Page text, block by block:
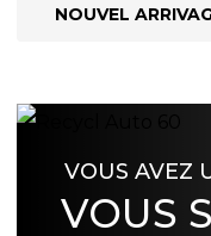
NOUVEL
VOUS AVEZ
VOUS